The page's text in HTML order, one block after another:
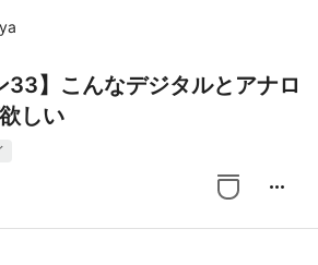
33】こんなデジタルとアナロ
しい
more_horiz